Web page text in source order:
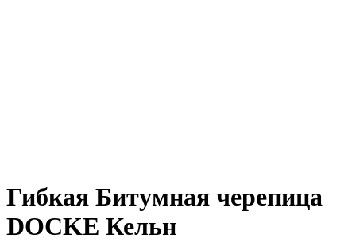
Гибкая Битумная черепица
DOCKE Кельн